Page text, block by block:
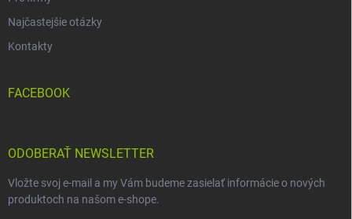
Najčastejšie otázky
Kontakty
FACEBOOK
ODOBERAŤ NEWSLETTER
Vložte svoj e-mail a my Vám budeme zasielať informácie o nových
produktoch na našom e-shope.